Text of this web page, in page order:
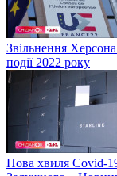
Звільнення
події 2022 року
Нова хвиля Covid-